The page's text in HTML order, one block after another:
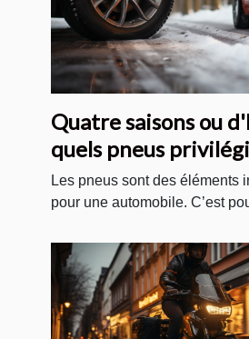
Quatre saisons ou
quels pneus
Les pneus sont des éléments
pour une automobile. C’est